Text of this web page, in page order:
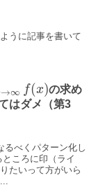
うに記事を書いて
→∞ f(x)の求め
はダメ（第3
るべくパターン化し
ころに印（ライ
たいって方がいら